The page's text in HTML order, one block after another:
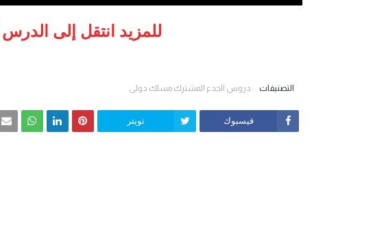
للمزيد انتقل إلى الدرس
التصنيفات دروس الجدع المشترك مسلك دولي
فيسبوك تويتر